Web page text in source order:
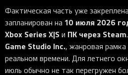
Фактическая часть уже
запланирован на 10 июля 2026
Xbox Series X|Sи ПК через Steam
Game Studio Inc., жанровая
реальном времени. Для летнего
июль обычно не так перегружен